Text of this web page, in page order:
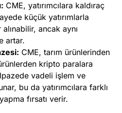
CME, yatırımcılara kaldıraç
küçük yatırımlarla
ancak aynı
artar.
CME, tarım ürünlerinden
kripto paralara
vadeli işlem ve
bu da yatırımcılara farklı
fırsatı verir.